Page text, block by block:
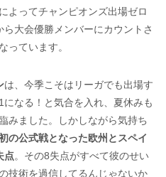
よってチャンピオンズ出場ゼロ
ら大会優勝メンバーにカウントさ
っています。
は、今季こそはリーガでも出場す
なる！と気合を入れ、夏休みも
みました。しかしながら気持ち
の公式戦となった欧州とスペイ
点。その8失点がすべて彼のせい
技術を過信してるんじゃないか